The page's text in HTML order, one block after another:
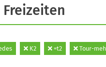
K2 =t2 Tour-